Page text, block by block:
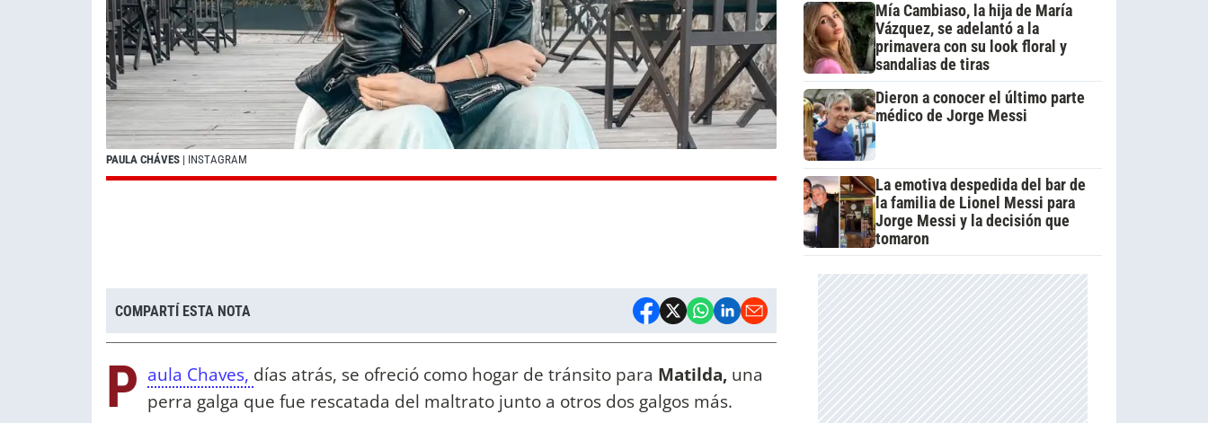
PAULA CHÁVES | INSTAGRAM
COMPARTÍ ESTA NOTA
P aula Chaves, días atrás, se ofreció como hogar de tránsito para Matilda, una
perra galga que fue rescatada del maltrato junto a otros dos galgos más.
Mía Cambiaso, la hija de María
Vázquez, se adelantó a la
primavera con su look floral y
sandalias de tiras
Dieron a conocer el último parte
médico de Jorge Messi
La emotiva despedida del bar de
la familia de Lionel Messi para
Jorge Messi y la decisión que
tomaron